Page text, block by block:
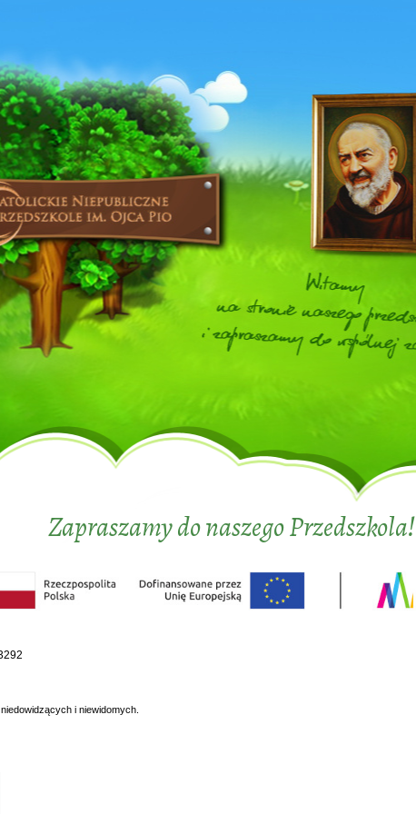
Zapraszamy do naszego Przedszkola!
i niewidomych.